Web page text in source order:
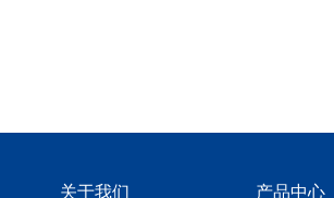
关于我们 产品中心